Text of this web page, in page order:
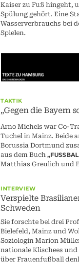
Kaiser zu Fuß hingeht,
Spülung gehört. Eine
Wasserverbrauchs bei
Spielen.
TAKTIK
„Gegen die Bayern
Arno Michels war Co-
Tuchel in Mainz. Beide
Borussia Dortmund
aus dem Buch
Matthias Greulich und
INTERVIEW
Verspielte
Schweden
Sie forschte bei drei
Bielefeld, Mainz und
Soziologin Marion
nationale Klischees
über Frauenfußball